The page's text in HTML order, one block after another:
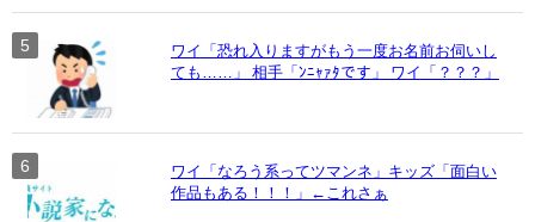
ワイ「恐れ入りますがもう一度お名前お伺いし
ても……」 相手「ﾝﾆｬｧﾀです」 ワイ「？？？」
ワイ「なろう系ってツマンネ」キッズ「面白い
作品もある！！！」←これさぁ